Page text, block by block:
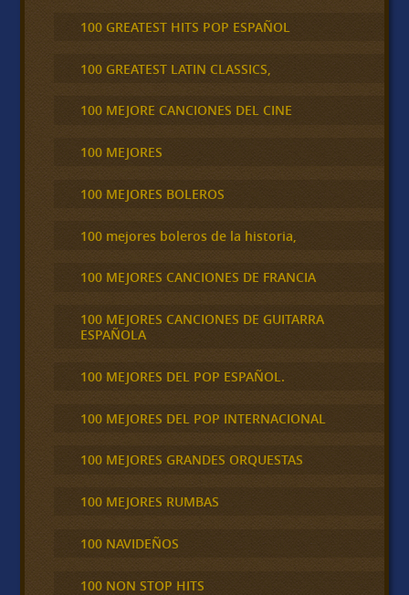
100 GREATEST HITS POP ESPAÑOL
100 GREATEST LATIN CLASSICS,
100 MEJORE CANCIONES DEL CINE
100 MEJORES
100 MEJORES BOLEROS
100 mejores boleros de la historia,
100 MEJORES CANCIONES DE FRANCIA
100 MEJORES CANCIONES DE GUITARRA
ESPAÑOLA
100 MEJORES DEL POP ESPAÑOL.
100 MEJORES DEL POP INTERNACIONAL
100 MEJORES GRANDES ORQUESTAS
100 MEJORES RUMBAS
100 NAVIDEÑOS
100 NON STOP HITS